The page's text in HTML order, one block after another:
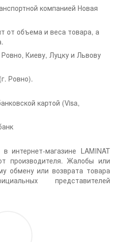
компанией Новая
от объема и веса товара, а
Киеву, Луцку и Львову
Ровно).
картой (Visa,
интернет-магазине LAMINAT
производителя. Жалобы или
обмену или возврата товара
представителей